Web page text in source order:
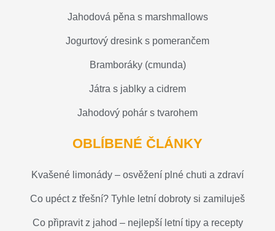
Jahodová pěna s marshmallows
Jogurtový dresink s pomerančem
Bramboráky (cmunda)
Játra s jablky a cidrem
Jahodový pohár s tvarohem
OBLÍBENÉ ČLÁNKY
Kvašené limonády – osvěžení plné chuti a zdraví
Co upéct z třešní? Tyhle letní dobroty si zamiluješ
Co připravit z jahod – nejlepší letní tipy a recepty